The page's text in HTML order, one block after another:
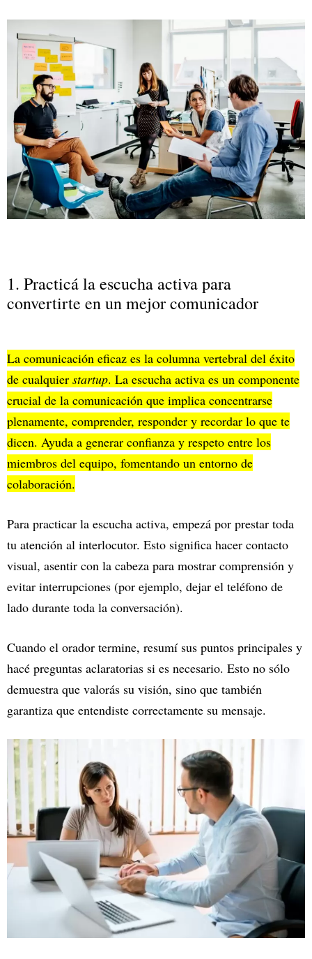
1. Practicá la escucha activa para
convertirte en un mejor comunicador
La comunicación eficaz es la columna vertebral del éxito
de cualquier startup. La escucha activa es un componente
crucial de la comunicación que implica concentrarse
plenamente, comprender, responder y recordar lo que te
dicen. Ayuda a generar confianza y respeto entre los
miembros del equipo, fomentando un entorno de
colaboración.
Para practicar la escucha activa, empezá por prestar toda
tu atención al interlocutor. Esto significa hacer contacto
visual, asentir con la cabeza para mostrar comprensión y
evitar interrupciones (por ejemplo, dejar el teléfono de
lado durante toda la conversación).
Cuando el orador termine, resumí sus puntos principales y
hacé preguntas aclaratorias si es necesario. Esto no sólo
demuestra que valorás su visión, sino que también
garantiza que entendiste correctamente su mensaje.